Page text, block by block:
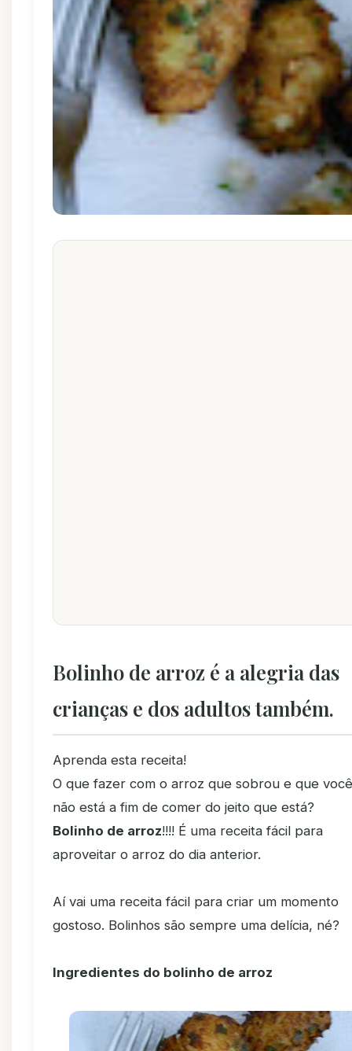
Bolinho de arroz é a alegria das
crianças e dos adultos também.
Aprenda esta receita!
O que fazer com o arroz que sobrou e que você
não está a fim de comer do jeito que está?
Bolinho de arroz!!!! É uma receita fácil para
aproveitar o arroz do dia anterior.
Aí vai uma receita fácil para criar um momento
gostoso. Bolinhos são sempre uma delícia, né?
Ingredientes do bolinho de arroz